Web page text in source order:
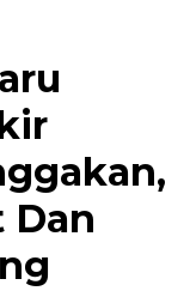
Dan